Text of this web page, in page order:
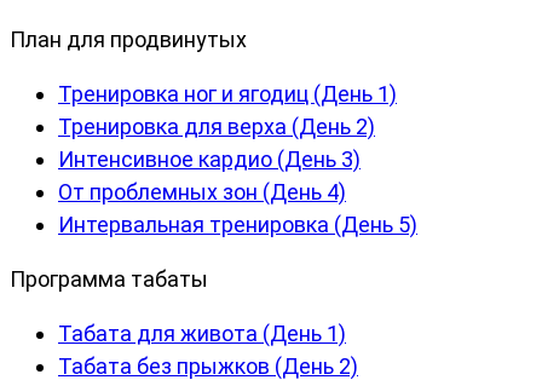
План для продвинутых
Тренировка ног и ягодиц (День 1)
Тренировка для верха (День 2)
Интенсивное кардио (День 3)
От проблемных зон (День 4)
Интервальная тренировка (День 5)
Программа табаты
Табата для живота (День 1)
Табата без прыжков (День 2)